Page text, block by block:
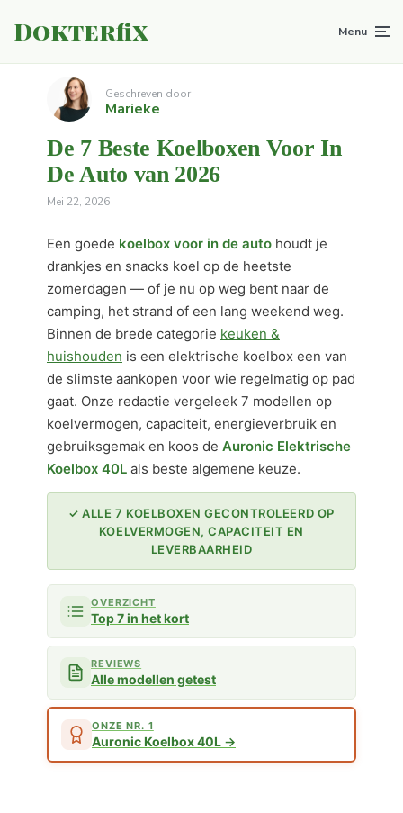
Dokterfix Menu
Geschreven door
Marieke
De 7 Beste Koelboxen Voor In
De Auto van 2026
Mei 22, 2026
Een goede koelbox voor in de auto houdt je
drankjes en snacks koel op de heetste
zomerdagen — of je nu op weg bent naar de
camping, het strand of een lang weekend weg.
Binnen de brede categorie keuken &
huishouden is een elektrische koelbox een van
de slimste aankopen voor wie regelmatig op pad
gaat. Onze redactie vergeleek 7 modellen op
koelvermogen, capaciteit, energieverbruik en
gebruiksgemak en koos de Auronic Elektrische
Koelbox 40L als beste algemene keuze.
✓ ALLE 7 KOELBOXEN GECONTROLEERD OP
KOELVERMOGEN, CAPACITEIT EN
LEVERBAARHEID
OVERZICHT
Top 7 in het kort
REVIEWS
Alle modellen getest
ONZE NR. 1
Auronic Koelbox 40L